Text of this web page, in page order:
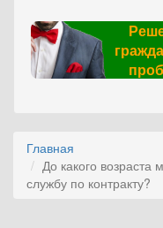
Главная
До какого возраста
службу по контракту?